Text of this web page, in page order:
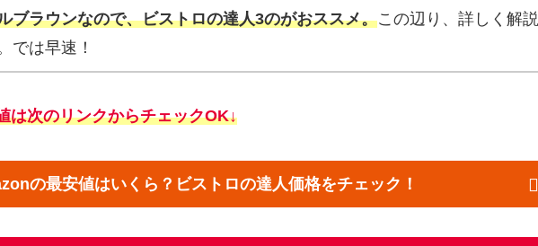
ブラウンなので、ビストロの達人3のがおススメ。この辺り、詳しく解説
では早速！
は次のリンクからチェックOK↓
の最安値はいくら？ビストロの達人価格をチェック！